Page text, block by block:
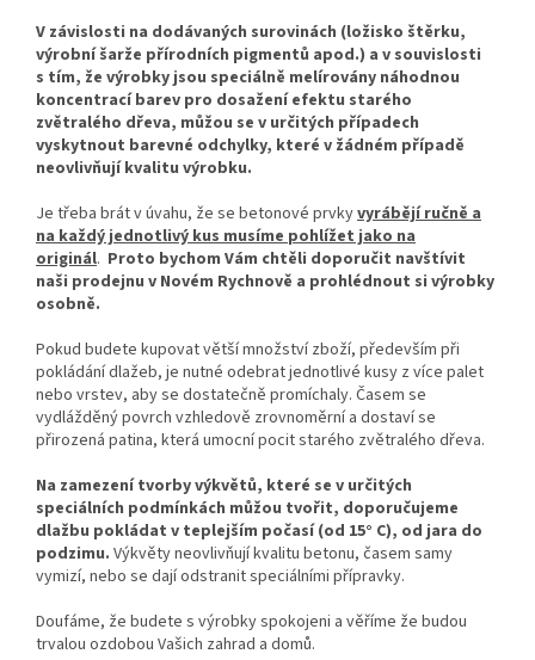
V závislosti na dodávaných surovinách (ložisko štěrku,
výrobní šarže přírodních pigmentů apod.) a v souvislosti
s tím, že výrobky jsou speciálně melírovány náhodnou
koncentrací barev pro dosažení efektu starého
zvětralého dřeva, můžou se v určitých případech
vyskytnout barevné odchylky, které v žádném případě
neovlivňují kvalitu výrobku.
Je třeba brát v úvahu, že se betonové prvkyvyrábějí ručně a
na každý jednotlivý kus musíme pohlížet jako na
originál. Proto bychom Vám chtěli doporučit navštívit
naši prodejnu v Novém Rychnově a prohlédnout si výrobky
osobně.
Pokud budete kupovat větší množství zboží, především při
pokládání dlažeb, je nutné odebrat jednotlivé kusy z více palet
nebo vrstev, aby se dostatečně promíchaly. Časem se
vydlážděný povrch vzhledově zrovnoměrní a dostaví se
přirozená patina, která umocní pocit starého zvětralého dřeva.
Na zamezení tvorby výkvětů, které se v určitých
speciálních podmínkách můžou tvořit, doporučujeme
dlažbu pokládat v teplejším počasí (od 15° C), od jara do
podzimu. Výkvěty neovlivňují kvalitu betonu, časem samy
vymizí, nebo se dají odstranit speciálními přípravky.
Doufáme, že budete s výrobky spokojeni a věříme že budou
trvalou ozdobou Vašich zahrad a domů.